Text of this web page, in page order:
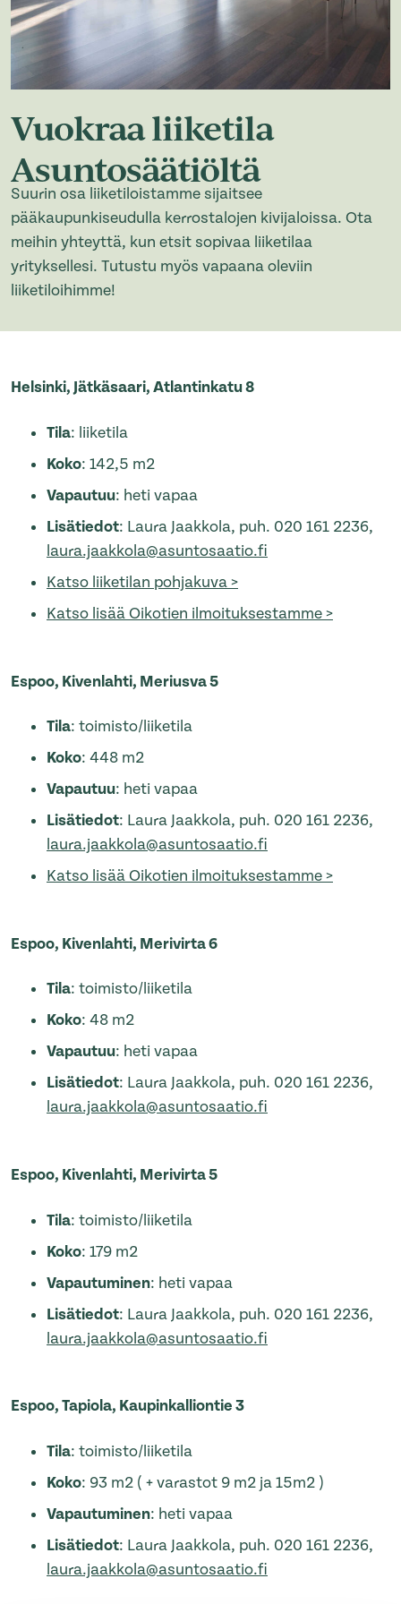
Vuokraa liiketila
Asuntosäätiöltä
Suurin osa liiketiloistamme sijaitsee
pääkaupunkiseudulla kerrostalojen kivijaloissa. Ota
meihin yhteyttä, kun etsit sopivaa liiketilaa
yrityksellesi. Tutustu myös vapaana oleviin
liiketiloihimme!
Helsinki, Jätkäsaari, Atlantinkatu 8
Tila: liiketila
Koko: 142,5 m2
Vapautuu: heti vapaa
Lisätiedot: Laura Jaakkola, puh. 020 161 2236,
laura.jaakkola@asuntosaatio.fi
Katso liiketilan pohjakuva >
Katso lisää Oikotien ilmoituksestamme >
Espoo, Kivenlahti, Meriusva 5
Tila: toimisto/liiketila
Koko: 448 m2
Vapautuu: heti vapaa
Lisätiedot: Laura Jaakkola, puh. 020 161 2236,
laura.jaakkola@asuntosaatio.fi
Katso lisää Oikotien ilmoituksestamme >
Espoo, Kivenlahti, Merivirta 6
Tila: toimisto/liiketila
Koko: 48 m2
Vapautuu: heti vapaa
Lisätiedot: Laura Jaakkola, puh. 020 161 2236,
laura.jaakkola@asuntosaatio.fi
Espoo, Kivenlahti, Merivirta 5
Tila: toimisto/liiketila
Koko: 179 m2
Vapautuminen: heti vapaa
Lisätiedot: Laura Jaakkola, puh. 020 161 2236,
laura.jaakkola@asuntosaatio.fi
Espoo, Tapiola, Kaupinkalliontie 3
Tila: toimisto/liiketila
Koko: 93 m2 ( + varastot 9 m2 ja 15m2 )
Vapautuminen: heti vapaa
Lisätiedot: Laura Jaakkola, puh. 020 161 2236,
laura.jaakkola@asuntosaatio.fi